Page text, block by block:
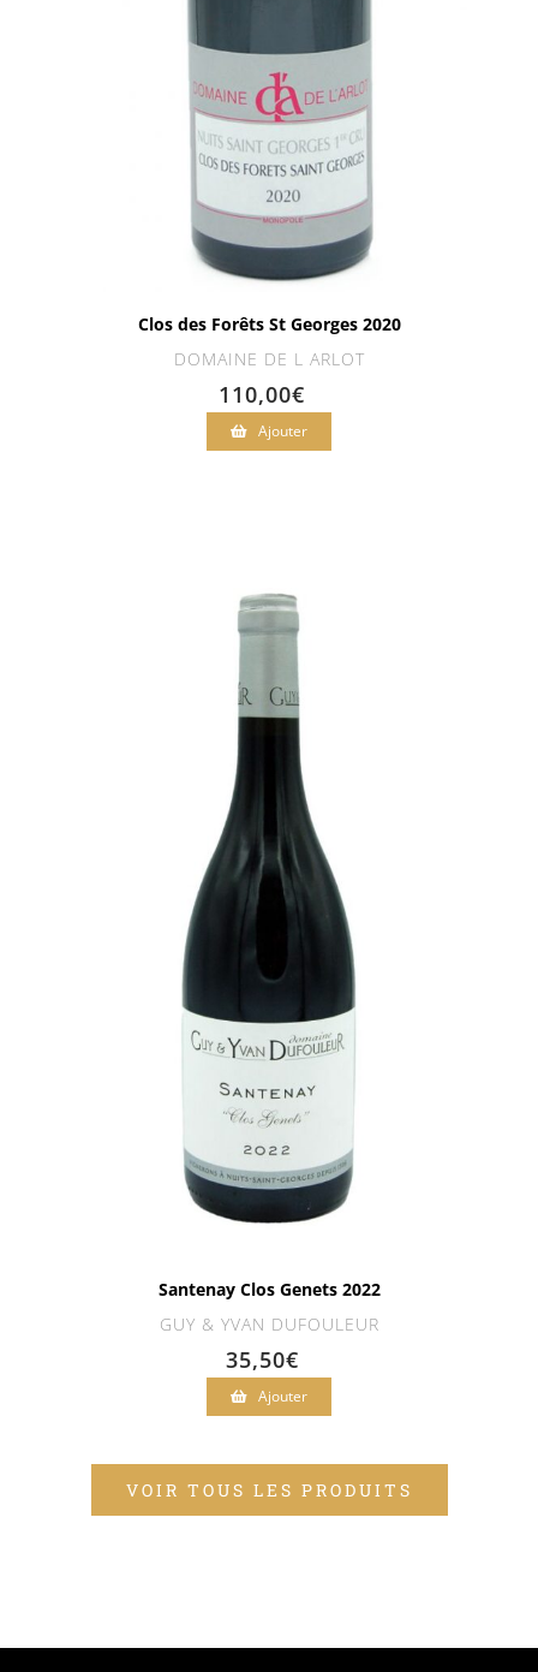
Clos des Forêts St Georges 2020
DOMAINE DE L ARLOT
110,00€
Ajouter
Santenay Clos Genets 2022
GUY & YVAN DUFOULEUR
35,50€
Ajouter
VOIR TOUS LES PRODUITS